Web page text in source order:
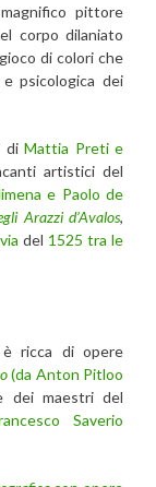
pittore
corpo dilaniato
di colori che
psicologica dei
di Mattia Preti e
artistici del
e Paolo de
Arazzi d’Avalos,
del 1525 tra le
V
ricca di opere
(da Anton Pitloo
dei maestri del
Saverio